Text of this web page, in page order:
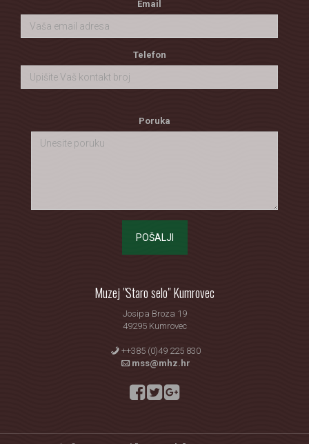
Email
Telefon
Poruka
POŠALJI
Muzej "Staro selo" Kumrovec
Josipa Broza 19
49295 Kumrovec
++385 (0)49 225 830
mss@mhz.hr